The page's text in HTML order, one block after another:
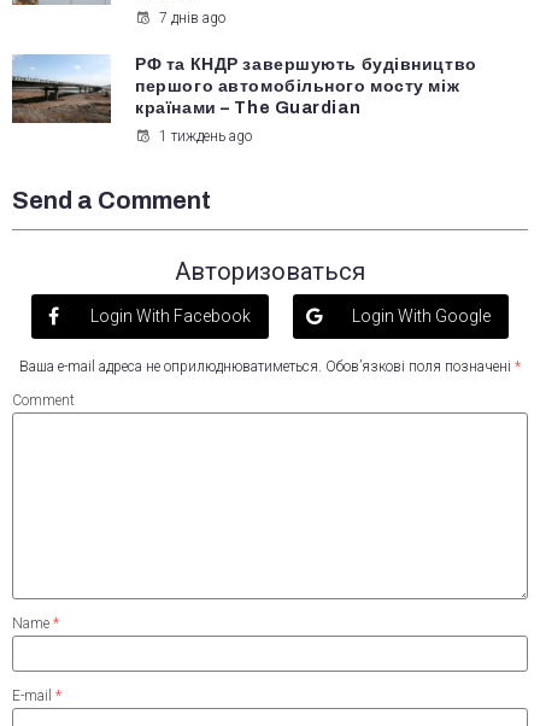
7 днів ago
РФ та КНДР завершують будівництво
першого автомобільного мосту між
країнами – The Guardian
1 тиждень ago
Send a Comment
Авторизоваться
Login With Facebook Login With Google
Ваша e-mail адреса не оприлюднюватиметься. Обов’язкові поля позначені *
Comment
Name *
E-mail *